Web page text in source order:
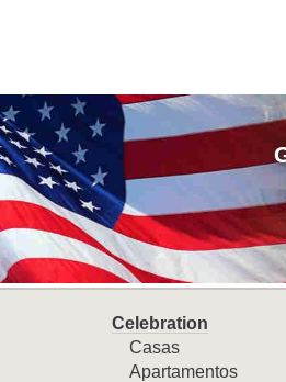
Celebration
Casas
Apartamentos